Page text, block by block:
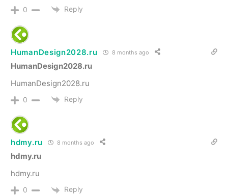
0 Reply
HumanDesign2028.ru 8 months ago
HumanDesign2028.ru
HumanDesign2028.ru
0 Reply
hdmy.ru 8 months ago
hdmy.ru
hdmy.ru
0 Reply